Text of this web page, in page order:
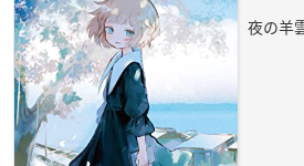
夜の羊